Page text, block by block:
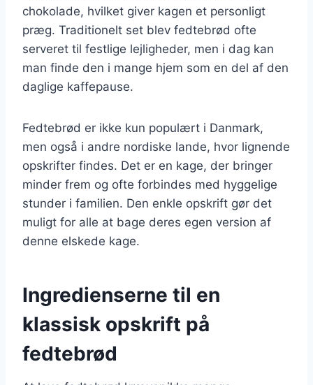
chokolade, hvilket giver kagen et personligt
præg. Traditionelt set blev fedtebrød ofte
serveret til festlige lejligheder, men i dag kan
man finde den i mange hjem som en del af den
daglige kaffepause.
Fedtebrød er ikke kun populært i Danmark,
men også i andre nordiske lande, hvor lignende
opskrifter findes. Det er en kage, der bringer
minder frem og ofte forbindes med hyggelige
stunder i familien. Den enkle opskrift gør det
muligt for alle at bage deres egen version af
denne elskede kage.
Ingredienserne til en
klassisk opskrift på
fedtebrød